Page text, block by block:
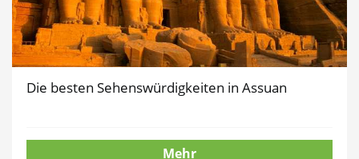
Die besten Sehenswürdigkeiten in Assuan
Mehr